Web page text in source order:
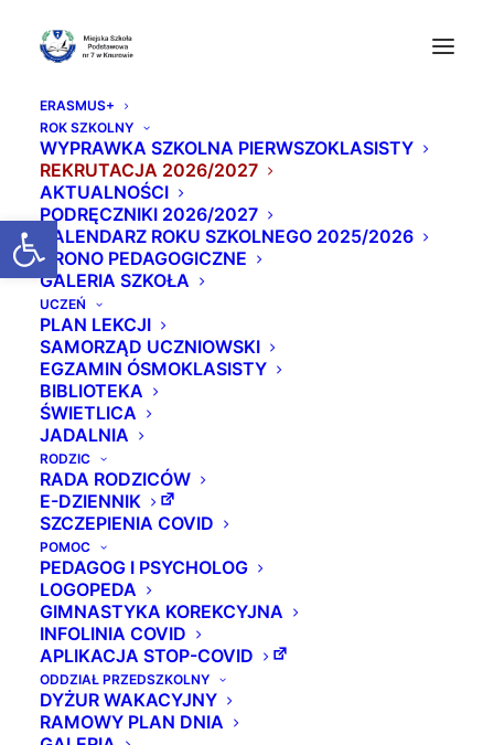
Otwórz pasek narzędzi
ERASMUS+
ROK SZKOLNY
WYPRAWKA SZKOLNA PIERWSZOKLASISTY
REKRUTACJA 2026/2027
AKTUALNOŚCI
PODRĘCZNIKI 2026/2027
KALENDARZ ROKU SZKOLNEGO 2025/2026
GRONO PEDAGOGICZNE
GALERIA SZKOŁA
UCZEŃ
PLAN LEKCJI
SAMORZĄD UCZNIOWSKI
EGZAMIN ÓSMOKLASISTY
BIBLIOTEKA
ŚWIETLICA
JADALNIA
RODZIC
RADA RODZICÓW
E-DZIENNIK
SZCZEPIENIA COVID
POMOC
PEDAGOG I PSYCHOLOG
LOGOPEDA
GIMNASTYKA KOREKCYJNA
INFOLINIA COVID
APLIKACJA STOP-COVID
ODDZIAŁ PRZEDSZKOLNY
DYŻUR WAKACYJNY
RAMOWY PLAN DNIA
Karta rowerowa - egz
amin praktyczny
29 MAJA 2025